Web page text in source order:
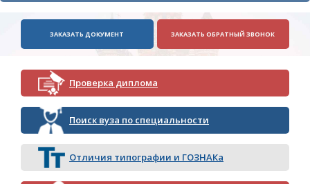
ЗАКАЗАТЬ ДОКУМЕНТ ЗАКАЗАТЬ ОБРАТНЫЙ ЗВОНОК
Проверка диплома
Поиск вуза по специальности
Отличия типографии и ГОЗНАКа